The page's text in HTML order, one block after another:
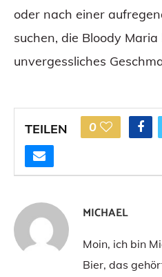
oder nach einer
suchen, die Bloody
unvergessliches
TEILEN 0
MICHAEL
Moin, ich bin
Bier, das